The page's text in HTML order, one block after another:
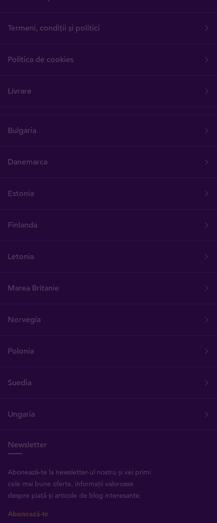
Termeni, condiții și politici
Politica de cookies
Livrare
Bulgaria
Danemarca
Estonia
Finlanda
Letonia
Marea Britanie
Norvegia
Polonia
Suedia
Ungaria
Newsletter
Abonează-te la newsletter-ul nostru și vei primi
cele mai bune oferte, informații valoroase
despre piață și articole de blog interesante.
Abonează-te